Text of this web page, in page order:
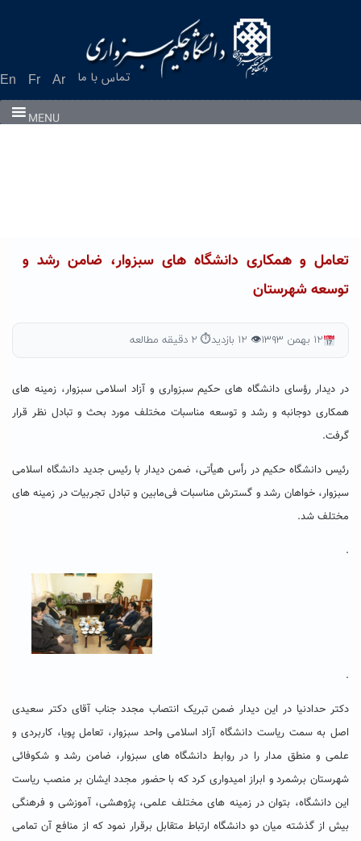
En Fr Ar تماس با ما
MENU
تعامل و همکاری دانشگاه های سبزوار، ضامن رشد و
توسعه شهرستان
۱۲ بهمن ۱۳۹۳ 👁 ۱۲ بازدید ⏱ ۲ دقیقه مطالعه
در دیدار رؤسای دانشگاه های حکیم سبزواری و آزاد اسلامی سبزوار، زمینه های
همکاری دوجانبه و رشد و توسعه مناسبات مختلف مورد بحث و تبادل نظر قرار
گرفت.
رئیس دانشگاه حکیم در رأس هیأتی، ضمن دیدار با رئیس جدید دانشگاه اسلامی
سبزوار، خواهان رشد و گسترش مناسبات فی‌مابین و تبادل تجربیات در زمینه های
مختلف شد.
.
.
دکتر حدادنیا در این دیدار ضمن تبریک انتصاب مجدد جناب آقای دکتر سعیدی
اصل به سمت ریاست دانشگاه آزاد اسلامی واحد سبزوار، تعامل پویا، کاربردی و
علمی و منطق مدار را در روابط دانشگاه های سبزوار، ضامن رشد و شکوفائی
شهرستان برشمرد و ابراز امیدواری کرد که با حضور مجدد ایشان بر منصب ریاست
این دانشگاه، بتوان در زمینه های مختلف علمی، پژوهشی، آموزشی و فرهنگی
بیش از گذشته میان دو دانشگاه ارتباط متقابل برقرار نمود که از منافع آن تمامی